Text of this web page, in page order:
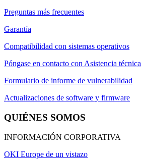
Preguntas más frecuentes
Garantía
Compatibilidad con sistemas operativos
Póngase en contacto con Asistencia técnica
Formulario de informe de vulnerabilidad
Actualizaciones de software y firmware
QUIÉNES SOMOS
INFORMACIÓN CORPORATIVA
OKI Europe de un vistazo